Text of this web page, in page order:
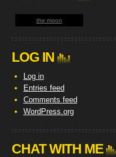
the moon
LOG IN
Log in
Entries feed
Comments feed
WordPress.org
CHAT WITH ME